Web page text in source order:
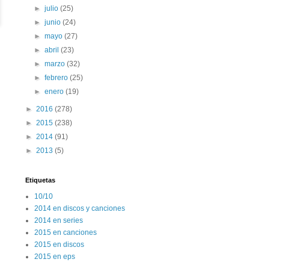
►julio(25)
►junio(24)
►mayo(27)
►abril(23)
►marzo(32)
►febrero(25)
►enero(19)
► 2016 (278)
► 2015 (238)
► 2014 (91)
► 2013 (5)
Etiquetas
10/10
2014 en discos y canciones
2014 en series
2015 en canciones
2015 en discos
2015 en eps